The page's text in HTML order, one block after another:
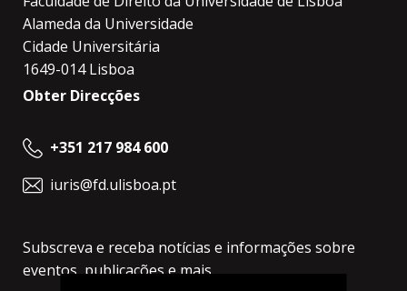
Alameda da Universidade
Cidade Universitária
1649-014 Lisboa
Obter Direcções
+351 217 984 600
iuris@fd.ulisboa.pt
Subscreva e receba notícias e informações sobre
eventos, publicações e mais.